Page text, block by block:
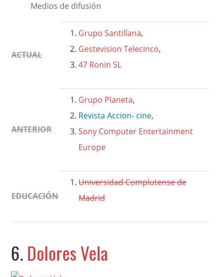
Medios de difusión
ACTUAL
Grupo Santillana,
Gestevision Telecinco,
47 Ronin SL
ANTERIOR
Grupo Planeta,
Revista Accion- cine,
Sony Computer Entertainment
Europe
EDUCACIÓN
Universidad Complutense de
Madrid
6. Dolores Vela